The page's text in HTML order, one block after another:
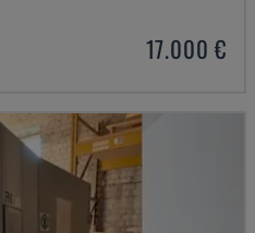
17.000 €